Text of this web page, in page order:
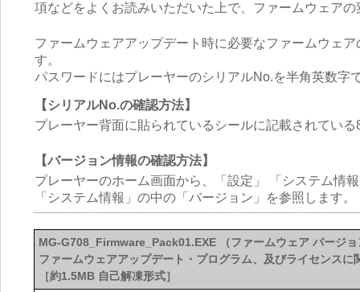
項などをよくお読みいただいた上で、ファームウェア
ファームウェアアップデート時に必要なファームウェ
す。
パスワードにはプレーヤーのシリアルNo.を半角英数字
【シリアルNo.の確認方法】
プレーヤー背面に貼られているシールに記載されてい
【バージョン情報の確認方法】
プレーヤーのホーム画面から、「設定」 「システム情
「システム情報」の中の「バージョン」を参照します。
MG-G708_Firmware_Pack01.EXE （ファームウェア バージ
ファームウェアアップデート・プログラム、及びライセンスに
［約1.5MB 自己解凍形式］